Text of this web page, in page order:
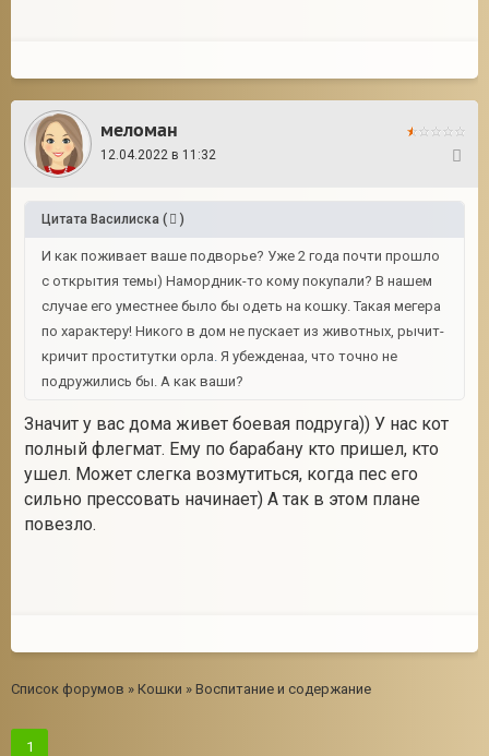
меломан
12.04.2022 в 11:32
Цитата Василиска ( )
И как поживает ваше подворье? Уже 2 года почти прошло
с открытия темы) Намордник-то кому покупали? В нашем
случае его уместнее было бы одеть на кошку. Такая мегера
по характеру! Никого в дом не пускает из животных, рычит-
кричит проститутки орла. Я убежденаа, что точно не
подружились бы. А как ваши?
Значит у вас дома живет боевая подруга)) У нас кот
полный флегмат. Ему по барабану кто пришел, кто
ушел. Может слегка возмутиться, когда пес его
сильно прессовать начинает) А так в этом плане
повезло.
Список форумов » Кошки » Воспитание и содержание
1